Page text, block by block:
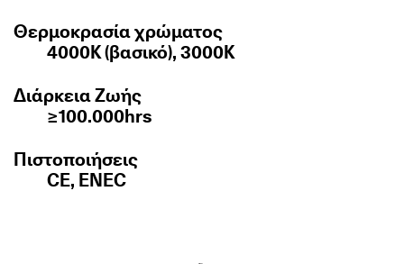
Θερμοκρασία χρώματος
4000K (βασικό), 3000K
Διάρκεια Ζωής
≥100.000hrs
Πιστοποιήσεις
CE, ENEC